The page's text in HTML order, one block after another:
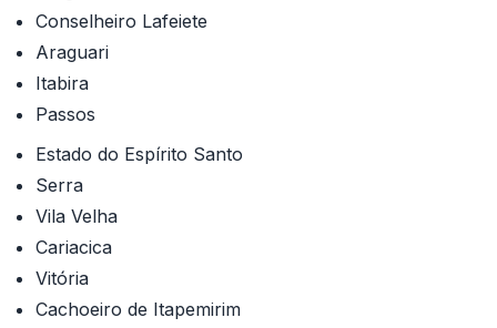
Conselheiro Lafeiete
Araguari
Itabira
Passos
Estado do Espírito Santo
Serra
Vila Velha
Cariacica
Vitória
Cachoeiro de Itapemirim